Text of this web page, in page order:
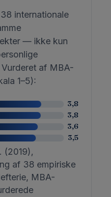
internationale
— ikke kun
af MBA-
1–5):
3,8
3,8
3,6
3,5
(2019),
af 38 empiriske
MBA-